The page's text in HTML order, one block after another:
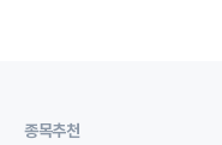
종목추천